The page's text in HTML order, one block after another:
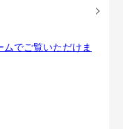
でご覧いただけま